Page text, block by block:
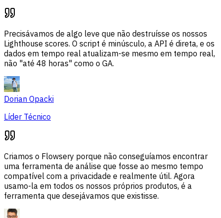
Precisávamos de algo leve que não destruísse os nossos
Lighthouse scores. O script é minúsculo, a API é direta, e os
dados em tempo real atualizam-se mesmo em tempo real,
não "até 48 horas" como o GA.
Dorian Opacki
Líder Técnico
Criamos o Flowsery porque não conseguíamos encontrar
uma ferramenta de análise que fosse ao mesmo tempo
compatível com a privacidade e realmente útil. Agora
usamo-la em todos os nossos próprios produtos, é a
ferramenta que desejávamos que existisse.